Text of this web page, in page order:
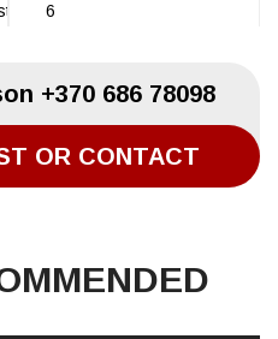
cm
6
+370 686 78098
OR CONTACT